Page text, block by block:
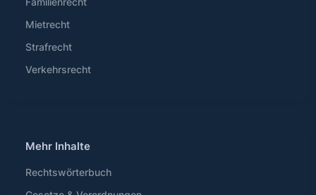
Mietrecht
Strafrecht
Verkehrsrecht
Mehr Inhalte
Rechtswörterbuch